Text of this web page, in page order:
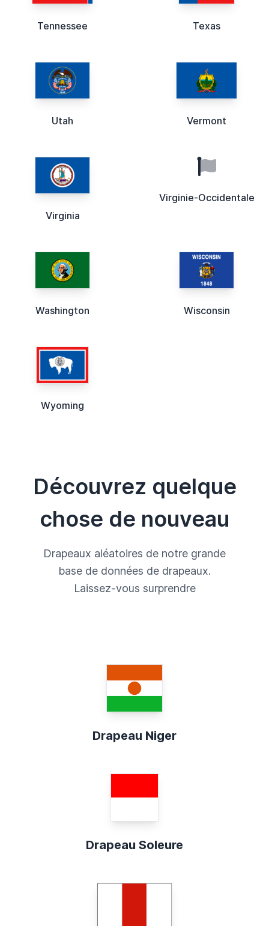
Tennessee Texas
Utah Vermont
Virginia
Virginie-Occidentale
Washington Wisconsin
Wyoming
Découvrez quelque
chose de nouveau
Drapeaux aléatoires de notre grande
base de données de drapeaux.
Laissez-vous surprendre
Drapeau Niger
Drapeau Soleure